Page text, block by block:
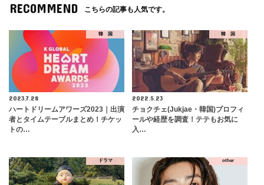
RECOMMEND こちらの記事も人気です。
韓 国
2023.7.28
ハートドリームアワーズ2023｜出演
者とタイムテーブルまとめ！チケッ
トの…
韓 国
2022.5.23
チョクチェ(Jukjae・韓国)プロフィ
ールや経歴を調査！テテもお気に
入…
ドラマ other